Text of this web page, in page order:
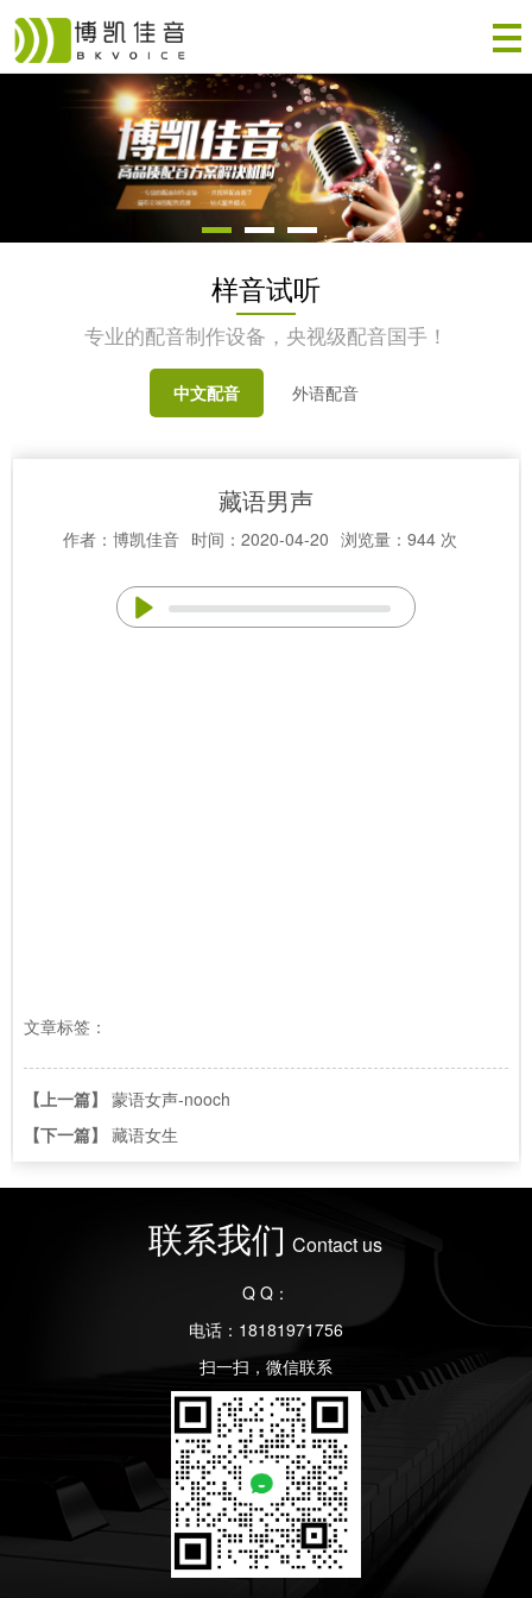
样音试听
专业的配音制作设备，央视级配音国手！
中文配音 外语配音
藏语男声
作者：博凯佳音 时间：2020-04-20 浏览量：944 次
文章标签：
【上一篇】 蒙语女声-nooch
【下一篇】 藏语女生
联系我们 Contact us
Q Q：
电话：18181971756
扫一扫，微信联系